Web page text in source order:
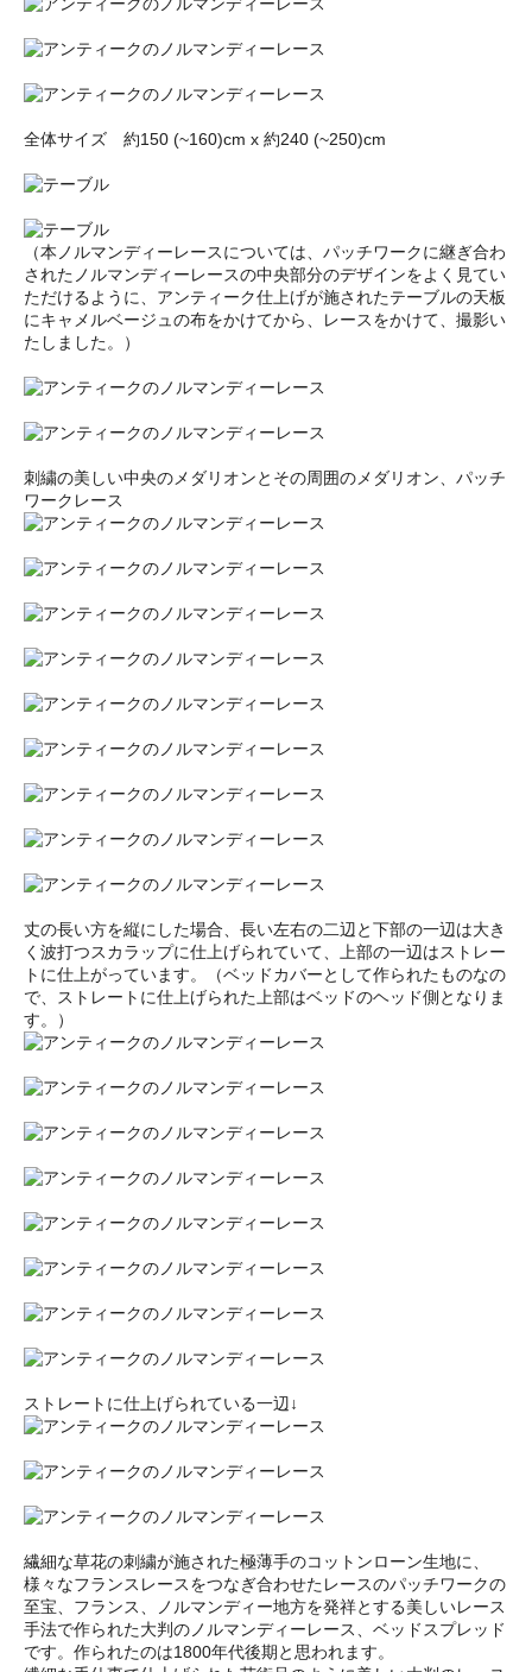
全体サイズ 約150 (~160)cm x 約240 (~250)cm
（本ノルマンディーレースについては、パッチワークに継ぎ合わ
されたノルマンディーレースの中央部分のデザインをよく見てい
ただけるように、アンティーク仕上げが施されたテーブルの天板
にキャメルベージュの布をかけてから、レースをかけて、撮影い
たしました。）
刺繍の美しい中央のメダリオンとその周囲のメダリオン、パッチ
ワークレース
丈の長い方を縦にした場合、長い左右の二辺と下部の一辺は大き
く波打つスカラップに仕上げられていて、上部の一辺はストレー
トに仕上がっています。（ベッドカバーとして作られたものなの
で、ストレートに仕上げられた上部はベッドのヘッド側となりま
す。）
ストレートに仕上げられている一辺↓
繊細な草花の刺繍が施された極薄手のコットンローン生地に、
様々なフランスレースをつなぎ合わせたレースのパッチワークの
至宝、フランス、ノルマンディー地方を発祥とする美しいレース
手法で作られた大判のノルマンディーレース、ベッドスプレッド
です。作られたのは1800年代後期と思われます。